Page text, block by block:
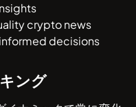
crypto news
decisions
ング